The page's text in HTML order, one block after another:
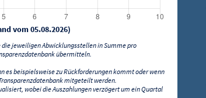
vom 05.08.2026)
jeweiligen Abwicklungsstellen in Summe pro
übermitteln.
es beispielsweise zu Rückforderungen kommt oder wenn
mitgeteilt werden.
wobei die Auszahlungen verzögert um ein Quartal